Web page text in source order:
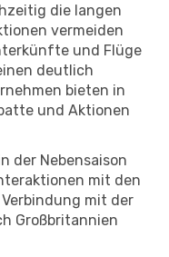
die langen
vermeiden
und Flüge
deutlich
bieten in
und Aktionen
der Nebensaison
mit den
mit der
Großbritannien